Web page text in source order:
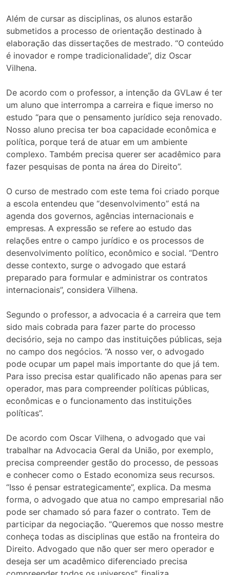
Além de cursar as disciplinas, os alunos estarão
submetidos a processo de orientação destinado à
elaboração das dissertações de mestrado. “O conteúdo
é inovador e rompe tradicionalidade”, diz Oscar
Vilhena.
De acordo com o professor, a intenção da GVLaw é ter
um aluno que interrompa a carreira e fique imerso no
estudo “para que o pensamento jurídico seja renovado.
Nosso aluno precisa ter boa capacidade econômica e
política, porque terá de atuar em um ambiente
complexo. Também precisa querer ser acadêmico para
fazer pesquisas de ponta na área do Direito”.
O curso de mestrado com este tema foi criado porque
a escola entendeu que “desenvolvimento” está na
agenda dos governos, agências internacionais e
empresas. A expressão se refere ao estudo das
relações entre o campo jurídico e os processos de
desenvolvimento político, econômico e social. “Dentro
desse contexto, surge o advogado que estará
preparado para formular e administrar os contratos
internacionais”, considera Vilhena.
Segundo o professor, a advocacia é a carreira que tem
sido mais cobrada para fazer parte do processo
decisório, seja no campo das instituições públicas, seja
no campo dos negócios. “A nosso ver, o advogado
pode ocupar um papel mais importante do que já tem.
Para isso precisa estar qualificado não apenas para ser
operador, mas para compreender políticas públicas,
econômicas e o funcionamento das instituições
políticas”.
De acordo com Oscar Vilhena, o advogado que vai
trabalhar na Advocacia Geral da União, por exemplo,
precisa compreender gestão do processo, de pessoas
e conhecer como o Estado economiza seus recursos.
“Isso é pensar estrategicamente”, explica. Da mesma
forma, o advogado que atua no campo empresarial não
pode ser chamado só para fazer o contrato. Tem de
participar da negociação. “Queremos que nosso mestre
conheça todas as disciplinas que estão na fronteira do
Direito. Advogado que não quer ser mero operador e
deseja ser um acadêmico diferenciado precisa